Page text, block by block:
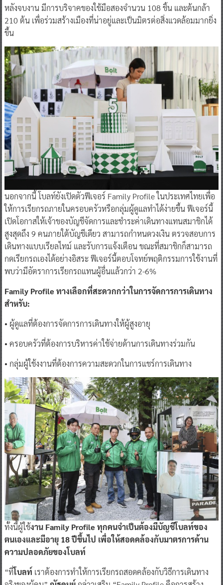
หลังจบงาน มีการบริจาคของใช้มือสองจำนวน 108 ชิ้น และต้นกล้า
210 ต้น เพื่อร่วมสร้างเมืองที่น่าอยู่และเป็นมิตรต่อสิ่งแวดล้อมมากยิ่ง
ขึ้น
นอกจากนี้ โบลท์ยังเปิดตัวฟีเจอร์ Family Profile ในประเทศไทยเพื่อ
ให้การเรียกรถภายในครอบครัวหรือกลุ่มผู้ดูแลทำได้ง่ายขึ้น ฟีเจอร์นี้
เปิดโอกาสให้เจ้าของบัญชีจัดการและชำระค่าเดินทางแทนสมาชิกได้
สูงสุดถึง 9 คนภายใต้บัญชีเดียว สามารถกำหนดวงเงิน ตรวจสอบการ
เดินทางแบบเรียลไทม์ และรับการแจ้งเตือน ขณะที่สมาชิกก็สามารถ
กดเรียกรถเองได้อย่างอิสระ ฟีเจอร์นี้ตอบโจทย์พฤติกรรมการใช้งานที่
พบว่ามีอัตราการเรียกรถแทนผู้อื่นแล้วกว่า 2-6%
Family Profile ทางเลือกที่สะดวกกว่าในการจัดการการเดินทาง
สำหรับ:
• ผู้ดูแลที่ต้องการจัดการการเดินทางให้ผู้สูงอายุ
• ครอบครัวที่ต้องการบริหารค่าใช้จ่ายด้านการเดินทางร่วมกัน
• กลุ่มผู้ใช้งงานที่ต้องการความสะดวกในการแชร์การเดินทาง
ทั้งนี้ผู้ใช้งาน Family Profile ทุกคนจำเป็นต้องมีบัญชีโบลท์ของ
ตนเองและมีอายุ 18 ปีขึ้นไป เพื่อให้สอดคล้องกับมาตรการด้าน
ความปลอดภัยของโบลท์
“ที่โบลท์ เราต้องการทำให้การเรียกรถสอดคล้องกับวิธีการเดินทาง